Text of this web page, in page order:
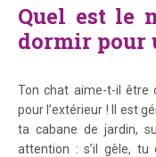
Quel est le
dormir pour
Ton chat aime-t-il être
pour l’extérieur ! Il est
ta cabane de jardin,
attention : s’il gèle, tu